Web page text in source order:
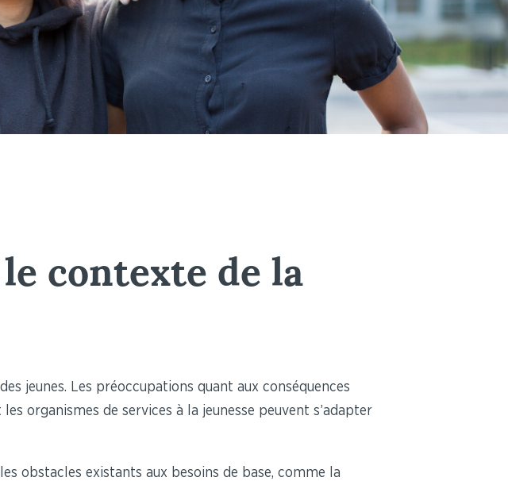
contexte de la
jeunes. Les préoccupations quant aux conséquences
organismes de services à la jeunesse peuvent s’adapter
obstacles existants aux besoins de base, comme la